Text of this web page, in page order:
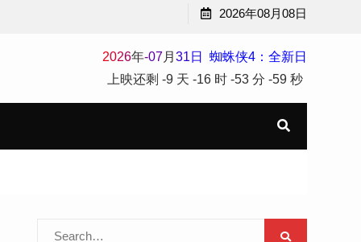
2026年08月08日
2026年-07月 31 日
蜘蛛侠4：全新日
上映还剩 -9 天 -16 时 -53 分 -60 秒
Search